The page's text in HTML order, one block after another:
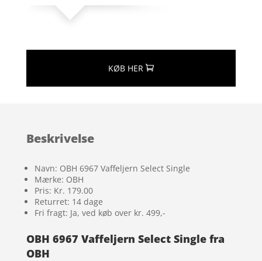
KØB HER
Beskrivelse
Navn: OBH 6967 Vaffeljern Select Single
Mærke: OBH
Pris: Kr. 179.00
Returret: 14 dage
Fri fragt: Ja, ved køb over kr. 499,-
OBH 6967 Vaffeljern Select Single fra
OBH